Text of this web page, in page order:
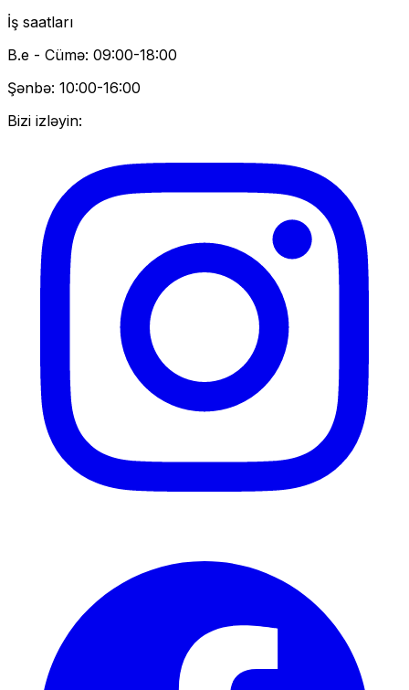
İş saatları
B.e - Cümə: 09:00-18:00
Şənbə: 10:00-16:00
Bizi izləyin: